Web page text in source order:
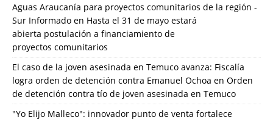
Aguas Araucanía para proyectos comunitarios de la región -
Sur Informado en Hasta el 31 de mayo estará
abierta postulación a financiamiento de
proyectos comunitarios
El caso de la joven asesinada en Temuco avanza: Fiscalía
logra orden de detención contra Emanuel Ochoa en Orden
de detención contra tío de joven asesinada en Temuco
"Yo Elijo Malleco": innovador punto de venta fortalece